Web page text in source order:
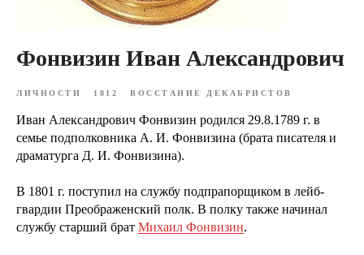
Фонвизин Иван Александрович
ЛИЧНОСТИ 1812 ВОССТАНИЕ ДЕКАБРИСТОВ
Иван Александрович Фонвизин родился 29.8.1789 г. в
семье подполковника А. И. Фонвизина (брата писателя и
драматурга Д. И. Фонвизина).
В 1801 г. поступил на службу подпрапорщиком в лейб-
гвардии Преображенский полк. В полку также начинал
службу старший брат Михаил Фонвизин.